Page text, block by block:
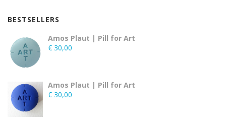
BESTSELLERS
Amos Plaut | Pill for Art
€ 30,00
Amos Plaut | Pill for Art
€ 30,00